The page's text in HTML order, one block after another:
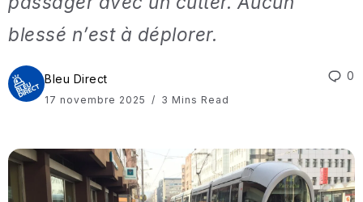
blessé n’est à déplorer.
Bleu Direct
17 novembre 2025 3 Mins Read
0